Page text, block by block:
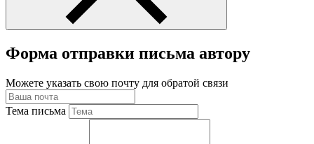
Форма отправки письма автору
Можете указать свою почту для обратой связи
Тема письма